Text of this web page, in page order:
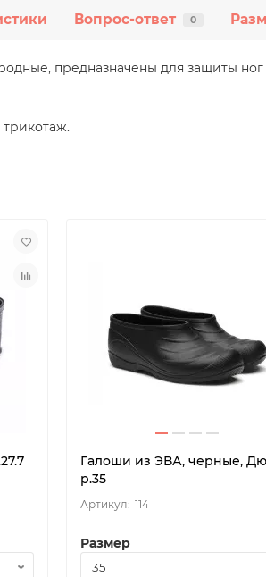
Вопрос-ответ 0
предназначены для защиты
Галоши из ЭВА, черные,
р.35
114
Размер